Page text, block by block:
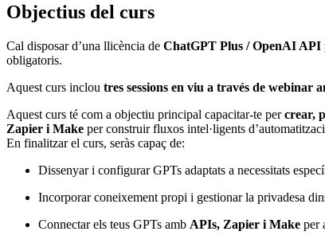
Objectius del curs
Cal disposar d’una llicència de ChatGPT Plus / OpenAI API
obligatoris.
Aquest curs inclou tres sessions en viu a través de webinar
Aquest curs té com a objectiu principal capacitar-te percrear,
Zapier i Make per construir fluxos intel·ligents
En finalitzar el curs, seràs capaç de:
Dissenyar i configurar GPTs adaptats a necessitats
Incorporar coneixement propi i gestionar la privadesa
Connectar els teus GPTs amb APIs, Zapier i Make per